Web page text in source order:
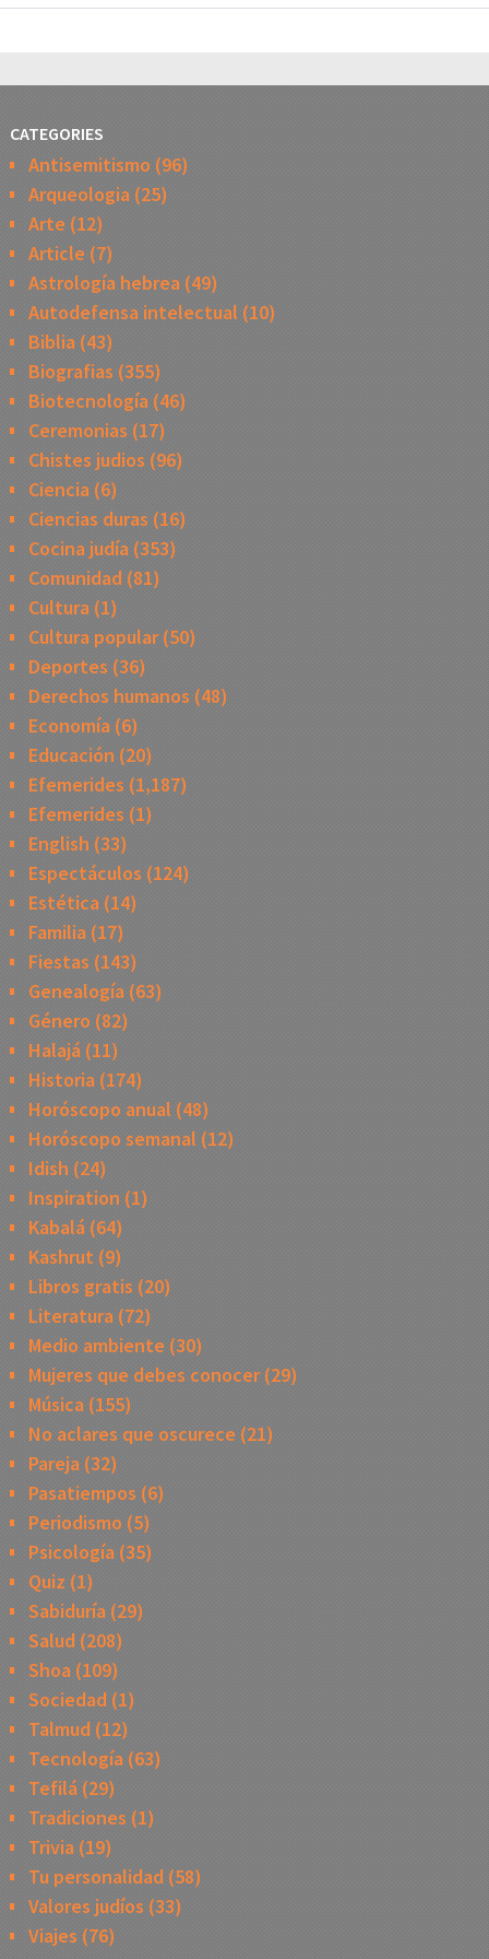
CATEGORIES
Antisemitismo (96)
Arqueologia(25)
Arte (12)
Article (7)
Astrología hebrea(49)
Autodefensa intelectual (10)
Biblia(43)
Biografias (355)
Biotecnología(46)
Ceremonias (17)
Chistes judios (96)
Ciencia(6)
Ciencias duras (16)
Cocina judía(353)
Comunidad(81)
Cultura(1)
Cultura popular(50)
Deportes (36)
Derechos humanos (48)
Economía(6)
Educación (20)
Efemerides (1,187)
Efemerides (1)
English (33)
Espectáculos (124)
Estética(14)
Familia(17)
Fiestas (143)
Genealogía(63)
Género (82)
Halajá(11)
Historia(174)
Horóscopo anual (48)
Horóscopo semanal (12)
Idish (24)
Inspiration (1)
Kabalá(64)
Kashrut (9)
Libros gratis (20)
Literatura(72)
Medio ambiente (30)
Mujeres que debes conocer(29)
Música(155)
No aclares que oscurece (21)
Pareja(32)
Pasatiempos (6)
Periodismo (5)
Psicología(35)
Quiz (1)
Sabiduría(29)
Salud (208)
Shoa(109)
Sociedad(1)
Talmud (12)
Tecnología(63)
Tefilá(29)
Tradiciones (1)
Trivia(19)
Tu personalidad(58)
Valores judíos (33)
Viajes (76)